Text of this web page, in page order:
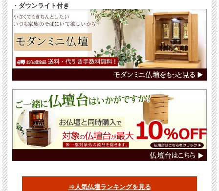
置くスペースが限られている方におすすめの12号サイズ。
高さ36cm、幅28cm、奥行23cmのコンパクトなお仏壇です。
天然木のタモ材を使用していますので
小さいながらもダウンライト、スライド式の膳引き付き。
中の須弥壇は取り外し可能ですので、
少し大きめのご本尊をおまつりする場合は調整が可能です。
・ダウンライト付き
⇒人気仏壇ランキングを見る